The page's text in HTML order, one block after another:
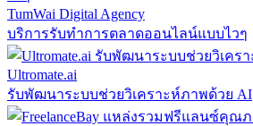
TumWai Digital Agency
บริการรับทำการตลาดออนไลน์แบบไวๆ
Ultromate.ai
รับพัฒนาระบบช่วยวิเคราะห์ภาพด้วย AI